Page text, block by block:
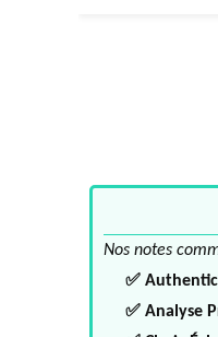
Nos notes
✅
✅ Analyse